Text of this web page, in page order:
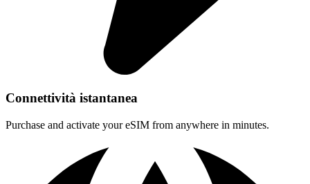
Connettività istantanea
Purchase and activate your eSIM from anywhere in minutes.